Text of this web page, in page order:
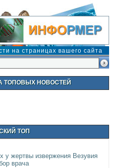
на страницах вашего сайта
ТОПОВЫХ НОВОСТЕЙ
ТОП
у жертвы извержения Везувия
врача